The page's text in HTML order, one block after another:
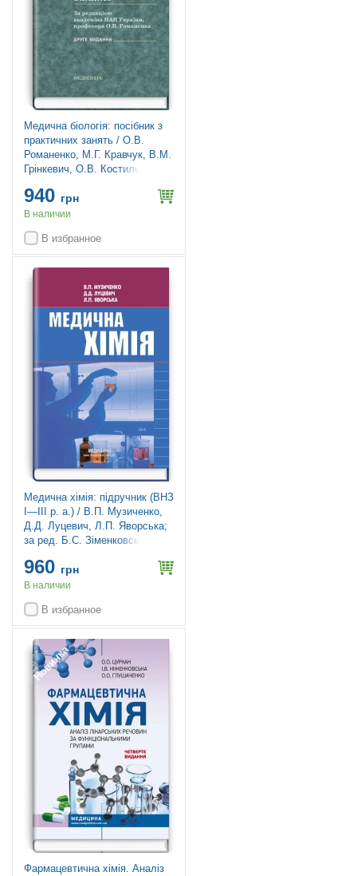
Медична біологія: посібник з
практичних занять / О.В.
Романенко, М.Г. Кравчук, В.М.
Грінкевич, О.В. Костильов. —
940 грн
В наличии
В избранное
Медична хімія: підручник (ВНЗ
І—ІІІ р. а.) / В.П. Музиченко,
Д.Д. Луцевич, Л.П. Яворська;
за ред. Б.С. Зіменковського.
960 грн
В наличии
В избранное
Новинка
Фармацевтична хімія. Аналіз